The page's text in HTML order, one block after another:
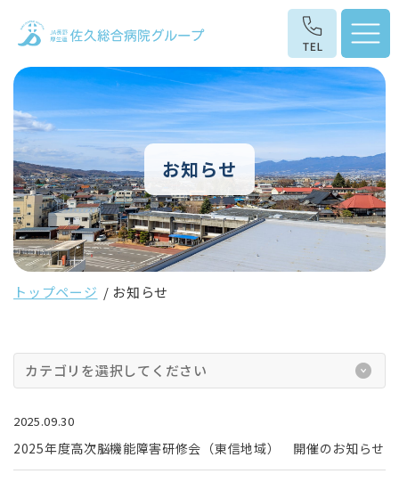
お知らせ
トップページ お知らせ
カテゴリを選択してください
2025.09.30
2025年度高次脳機能障害研修会（東信地域） 開催のお知らせ